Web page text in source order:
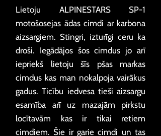
Lietoju ALPINESTARS SP-1
motošosejas ādas cimdi ar karbona
aizsargiem. Stingri, izturīgi ceru ka
droši. Iegādājos šos cimdus jo arī
iepriekš lietoju šīs pšas markas
cimdus kas man nokalpoja vairākus
gadus. Ticību iedvesa tieši aizsargu
esamība arī uz mazajām pirkstu
locītavām kas ir tikai retiem
cimdiem. Šie ir garie cimdi un tas